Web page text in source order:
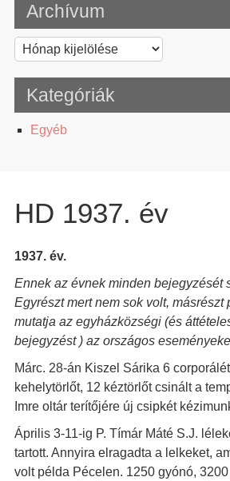
Archívum
Archívum
Kategóriák
Egyéb
HD 1937. év
1937. év.
Ennek az évnek minden bejegyzését
Egyrészt mert nem sok volt, másrészt
mutatja az egyházközségi (és
bejegyzést ) az országos
Márc. 28-án Kiszel Sárika 6
kehelytörlőt, 12 kéztörlőt csinált a
Imre oltár terítőjére új csipkét
Április 3-11-ig P. Tímár Máté S.J.
tartott. Annyira elragadta a lelkeket,
volt példa Pécelen. 1250 gyónó,